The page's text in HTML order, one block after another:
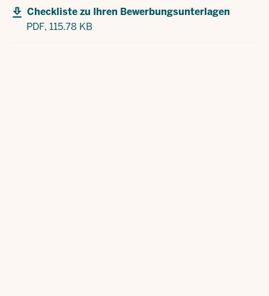
Checkliste zu Ihren Bewerbungsunterlagen
PDF, 115.78 KB